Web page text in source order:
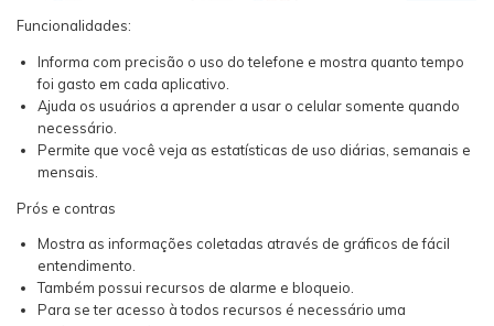
Funcionalidades:
Informa com precisão o uso do telefone e mostra quanto tempo
foi gasto em cada aplicativo.
Ajuda os usuários a aprender a usar o celular somente quando
necessário.
Permite que você veja as estatísticas de uso diárias, semanais e
mensais.
Prós e contras
Mostra as informações coletadas através de gráficos de fácil
entendimento.
Também possui recursos de alarme e bloqueio.
Para se ter acesso à todos recursos é necessário uma